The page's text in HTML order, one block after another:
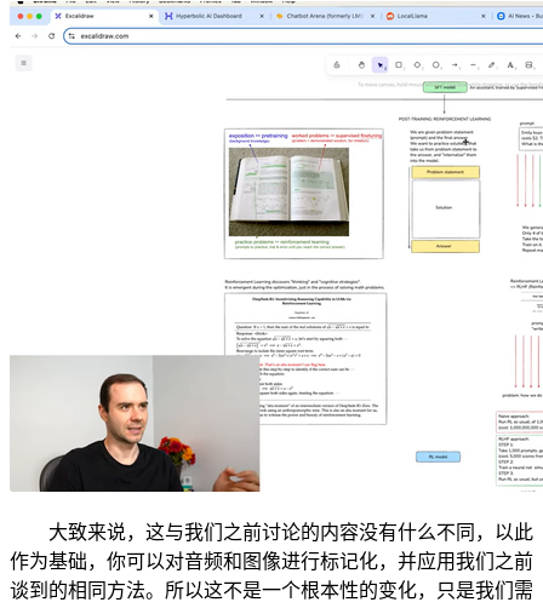
大致来说，这与我们之前讨论的内容没有什么不同，以此
作为基础，你可以对音频和图像进行标记化，并应用我们之前
谈到的相同方法。所以这不是一个根本性的变化，只是我们需